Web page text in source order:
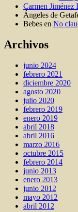
Carmen Jiménez
Ángeles de
Bebes en No
Archivos
junio 2024
febrero 2021
diciembre 2020
agosto 2020
julio 2020
febrero 2019
enero 2019
abril 2018
abril 2016
marzo 2016
octubre 2015
febrero 2014
junio 2013
enero 2013
junio 2012
mayo 2012
abril 2012